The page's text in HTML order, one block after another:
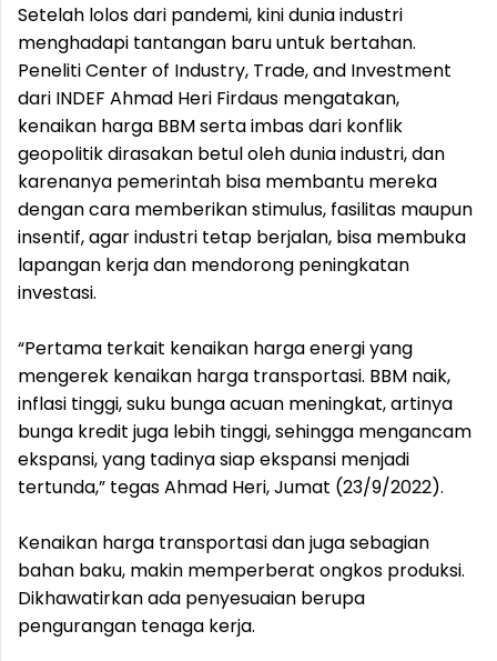
Setelah lolos dari pandemi, kini dunia industri
menghadapi tantangan baru untuk bertahan.
Peneliti Center of Industry, Trade, and Investment
dari INDEF Ahmad Heri Firdaus mengatakan,
kenaikan harga BBM serta imbas dari konflik
geopolitik dirasakan betul oleh dunia industri, dan
karenanya pemerintah bisa membantu mereka
dengan cara memberikan stimulus, fasilitas maupun
insentif, agar industri tetap berjalan, bisa membuka
lapangan kerja dan mendorong peningkatan
investasi.
“Pertama terkait kenaikan harga energi yang
mengerek kenaikan harga transportasi. BBM naik,
inflasi tinggi, suku bunga acuan meningkat, artinya
bunga kredit juga lebih tinggi, sehingga mengancam
ekspansi, yang tadinya siap ekspansi menjadi
tertunda,” tegas Ahmad Heri, Jumat (23/9/2022).
Kenaikan harga transportasi dan juga sebagian
bahan baku, makin memperberat ongkos produksi.
Dikhawatirkan ada penyesuaian berupa
pengurangan tenaga kerja.